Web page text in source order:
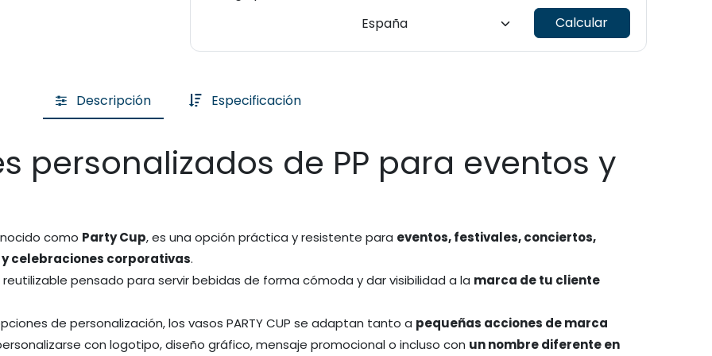
Calcular
Descripción Especificación
personalizados de PP para eventos y
como Party Cup, es una opción práctica y resistente para eventos, festivales, conciertos,
celebraciones corporativas.
reutilizable pensado para servir bebidas de forma cómoda y dar visibilidad a la marca de tu cliente
de personalización, los vasos PARTY CUP se adaptan tanto a pequeñas acciones de marca
con logotipo, diseño gráfico, mensaje promocional o incluso con un nombre diferente en